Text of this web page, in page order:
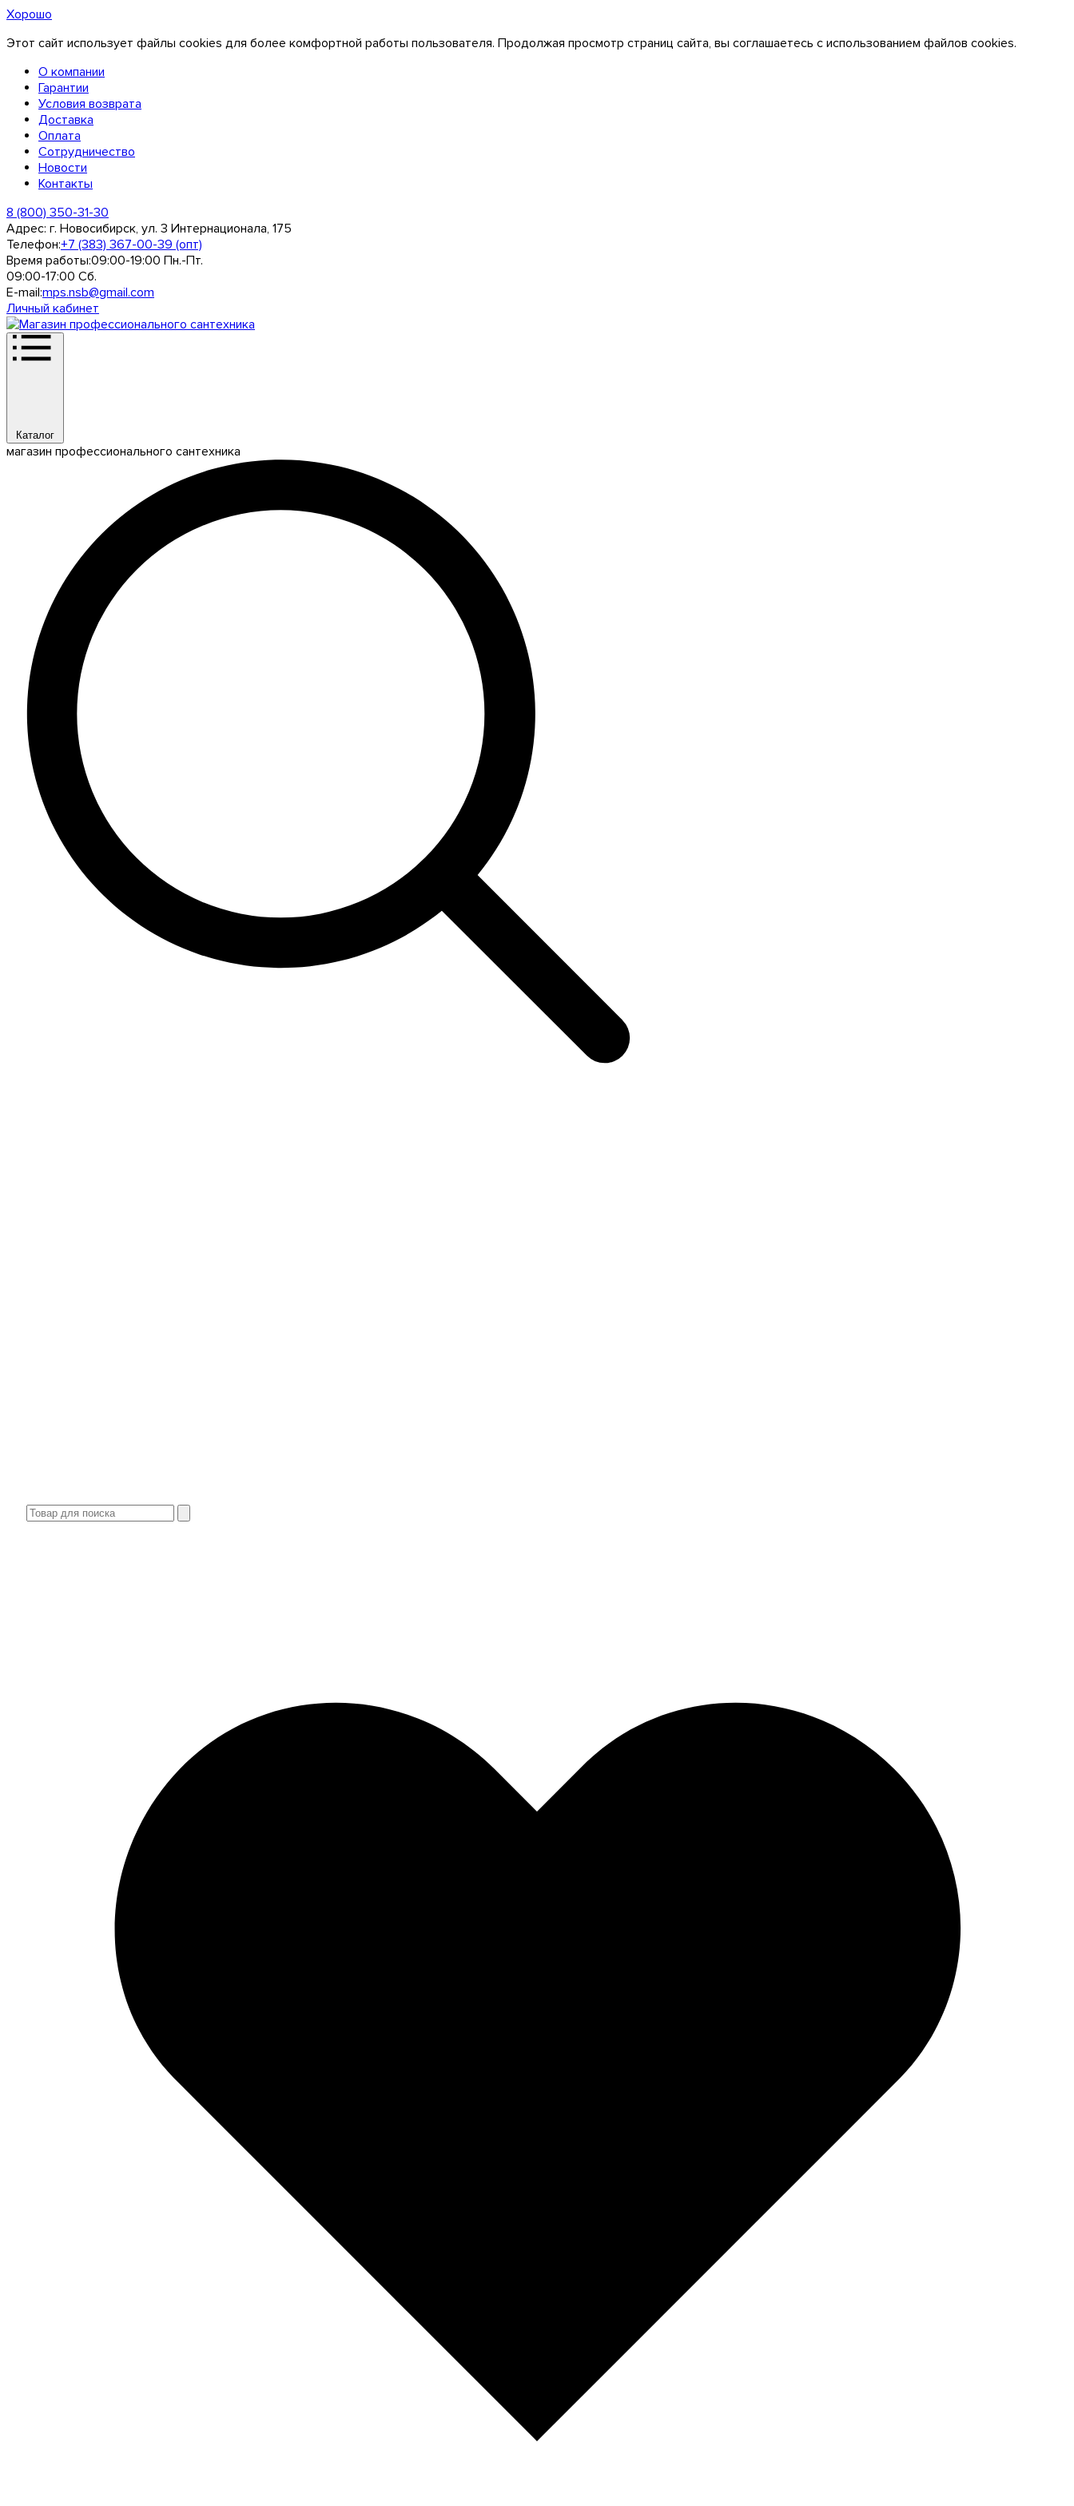
Хорошо
Этот сайт использует файлы cookies для более комфортной работы пользователя. Продолжая просмотр страниц сайта, вы соглашаетесь с использованием файлов cookies.
О компании
Гарантии
Условия возврата
Доставка
Оплата
Сотрудничество
Новости
Контакты
8 (800) 350-31-30
Адрес: г. Новосибирск, ул. 3 Интернационала, 175
Телефон:+7 (383) 367-00-39 (опт)
Время работы:09:00-19:00 Пн.-Пт.
09:00-17:00 Сб.
E-mail:mps.nsb@gmail.com
Личный кабинет
Каталог
магазин профессионального сантехника